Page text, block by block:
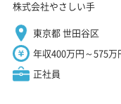
株式会社やさしい手
東京都 世田谷区
年収400万円～575万
正社員